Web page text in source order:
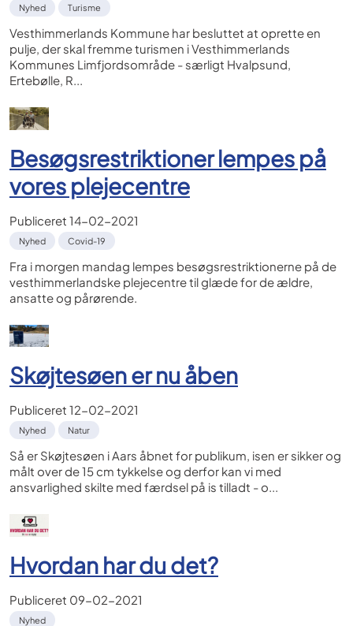
Nyhed Turisme
Vesthimmerlands Kommune har besluttet at oprette en
pulje, der skal fremme turismen i Vesthimmerlands
Kommunes Limfjordsområde - særligt Hvalpsund,
Ertebølle, R...
Besøgsrestriktioner lempes på
vores plejecentre
Publiceret 14-02-2021
Nyhed Covid-19
Fra i morgen mandag lempes besøgsrestriktionerne på de
vesthimmerlandske plejecentre til glæde for de ældre,
ansatte og pårørende.
Skøjtesøen er nu åben
Publiceret 12-02-2021
Nyhed Natur
Så er Skøjtesøen i Aars åbnet for publikum, isen er sikker og
målt over de 15 cm tykkelse og derfor kan vi med
ansvarlighed skilte med færdsel på is tilladt - o...
Hvordan har du det?
Publiceret 09-02-2021
Nyhed